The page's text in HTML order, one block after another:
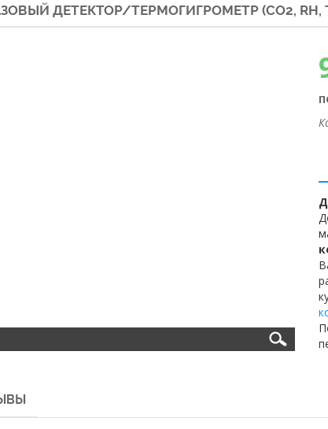
ДЕТЕКТОР/ТЕРМОГИГРОМЕТР (СО2, RH, T)